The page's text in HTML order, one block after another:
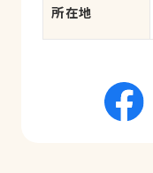
所在地